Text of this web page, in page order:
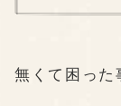
無くて困った